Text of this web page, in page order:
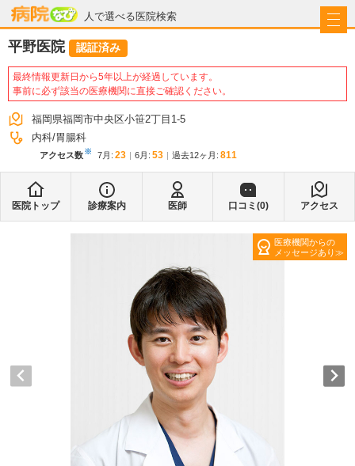
人で選べる医院検索
病院なび
平野医院 認証済み
最終情報更新日から5年以上が経過しています。
事前に必ず該当の医療機関に直接ご確認ください。
福岡県福岡市中央区小笹2丁目1-5
内科 胃腸科
アクセス数※ 7月 : 23 6月 : 53 過去12ヶ月: 811
医院トップ 診療案内 医師 口コミ(0) アクセス
医療機関からの
メッセージあり